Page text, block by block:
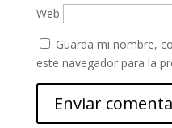
Web
Guarda mi nombre,
este navegador para la